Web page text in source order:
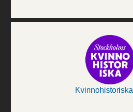
Kvinnohistoriska